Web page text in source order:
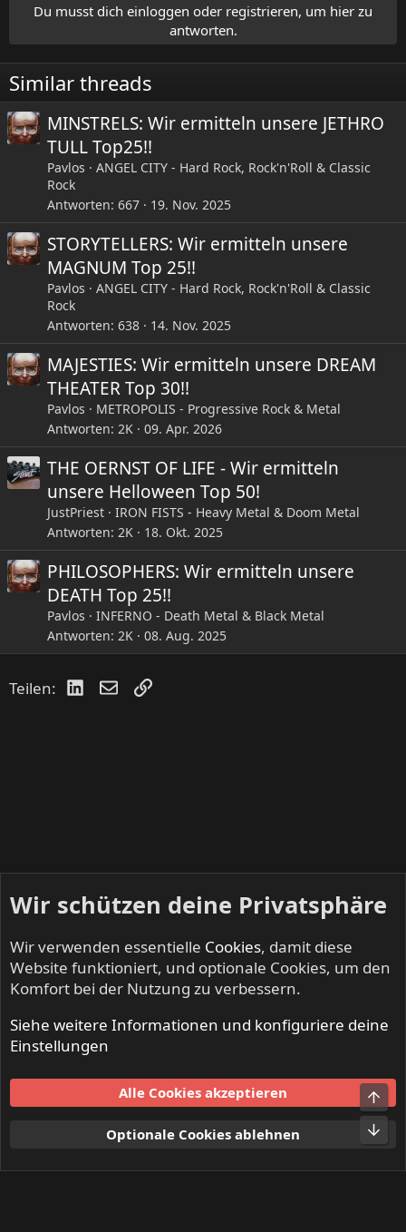
o
n
e
n
:
Du musst dich einloggen oder registrieren, um hier zu
antworten.
Similar threads
MINSTRELS: Wir ermitteln unsere JETHRO
TULL Top25!!
Pavlos
ANGEL CITY - Hard Rock, Rock'n'Roll & Classic
Rock
Antworten 667 19. Nov. 2025
STORYTELLERS: Wir ermitteln unsere
MAGNUM Top 25!!
Pavlos
ANGEL CITY - Hard Rock, Rock'n'Roll & Classic
Rock
Antworten 638 14. Nov. 2025
MAJESTIES: Wir ermitteln unsere DREAM
THEATER Top 30!!
Pavlos
METROPOLIS - Progressive Rock & Metal
Antworten 2K 09. Apr. 2026
THE OERNST OF LIFE - Wir ermitteln
unsere Helloween Top 50!
JustPriest
IRON FISTS - Heavy Metal & Doom Metal
Antworten 2K 18. Okt. 2025
PHILOSOPHERS: Wir ermitteln unsere
DEATH Top 25!!
Pavlos
INFERNO - Death Metal & Black Metal
Antworten 2K 08. Aug. 2025
Teilen: LinkedIn
E-MailLink
ANGEL CITY - Hard Rock, Rock'n'Roll & Classic Rock
Nutzungsbedingungen
Datenschutz
S
Wir schützen deine Privatsphäre
Wir verwenden essentielle Cookies, damit diese
Website funktioniert, und optionale Cookies, um den
Komfort bei der Nutzung zu verbessern.
Siehe weitere Informationen und konfiguriere deine
Einstellungen
Alle Cookies akzeptieren
Optionale Cookies ablehnen